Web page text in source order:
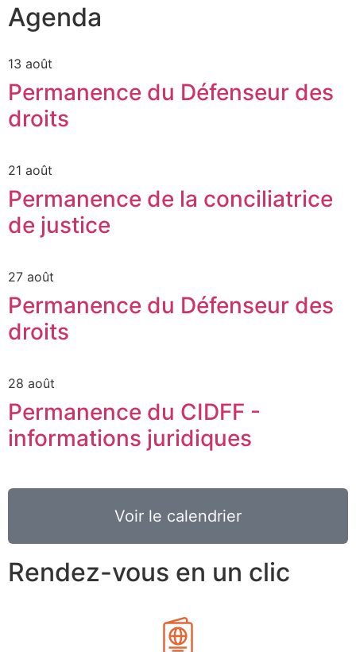
Agenda
13 août
Permanence du Défenseur des
droits
21 août
Permanence de la conciliatrice
de justice
27 août
Permanence du Défenseur des
droits
28 août
Permanence du CIDFF -
informations juridiques
Voir le calendrier
Rendez-vous en un clic